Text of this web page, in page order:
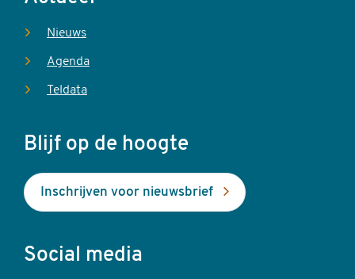
Nieuws
Agenda
Teldata
Blijf op de hoogte
Inschrijven voor nieuwsbrief
Social media